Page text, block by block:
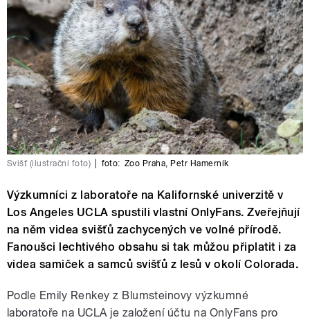
Svišť (ilustrační foto) foto: Zoo Praha ,Petr Hamerník
Výzkumníci z laboratoře na Kalifornské univerzitě v
Los Angeles UCLA spustili vlastní OnlyFans. Zveřejňují
na něm videa svišťů zachycených ve volné přírodě.
Fanoušci lechtivého obsahu si tak můžou připlatit i za
videa samiček a samců svišťů z lesů v okolí Colorada.
Podle Emily Renkey z Blumsteinovy výzkumné
laboratoře na UCLA je založení účtu na OnlyFans pro